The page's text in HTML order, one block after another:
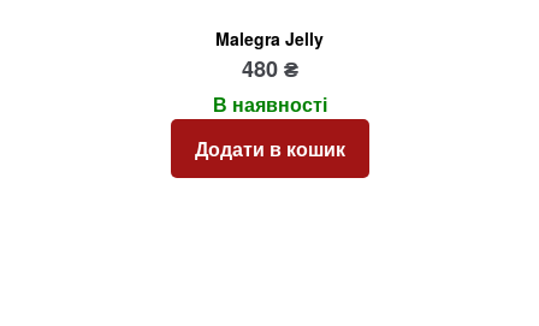
Malegra Jelly
480₴
В наявності
Додати в кошик